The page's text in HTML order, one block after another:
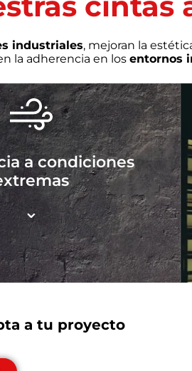
industriales, mejoran la
la adherencia en los entornos
a condiciones
⌄
a tu proyecto